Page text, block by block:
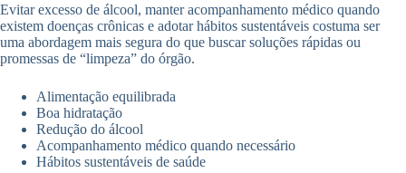
Evitar excesso de álcool, manter acompanhamento médico quando
existem doenças crônicas e adotar hábitos sustentáveis costuma ser
uma abordagem mais segura do que buscar soluções rápidas ou
promessas de “limpeza” do órgão.
Alimentação equilibrada
Boa hidratação
Redução do álcool
Acompanhamento médico quando necessário
Hábitos sustentáveis de saúde